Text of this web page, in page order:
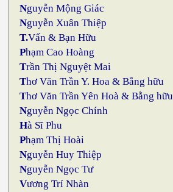
Nguyễn Mộng Giác
Nguyễn Xuân Thiệp
T.Vấn & Bạn Hữu
Phạm Cao Hoàng
Trần Thị Nguyệt Mai
Thơ Văn Trần Y. Hoa & Bằng hữu
Thơ Văn Trần Yên Hoà & Bằng hữu
Nguyễn Ngọc Chính
Hà Sĩ Phu
Phạm Thị Hoài
Nguyễn Huy Thiệp
Nguyễn Ngọc Tư
Vương Trí Nhàn